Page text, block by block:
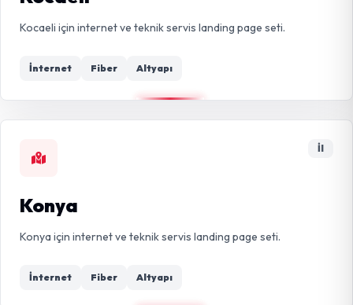
Kocaeli için internet ve teknik servis landing page seti.
İnternet Fiber Altyapı
İl
Konya
Konya için internet ve teknik servis landing page seti.
İnternet Fiber Altyapı